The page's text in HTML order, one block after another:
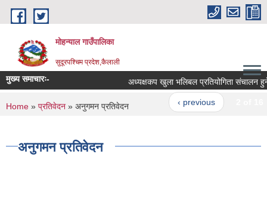
Skip to main content
मोहन्याल गाउँपालिका
सुदूरपश्चिम प्रदेश,कैलाली
मुख्य समाचारः- अध्यक्षकप खुला भलिबल प्रतियोगिता संचालन
‹ previous
You are here
Home » प्रतिवेदन » अनुगमन प्रतिवेदन
अनुगमन प्रतिवेदन